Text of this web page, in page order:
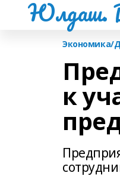
Юлдаш.
Экономика/
к